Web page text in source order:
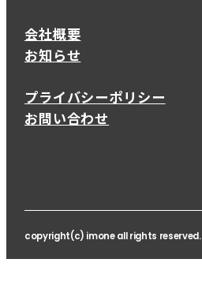
会社概要
お知らせ
プライバシーポリシー
お問い合わせ
copyright(c) imone all rights reserved.